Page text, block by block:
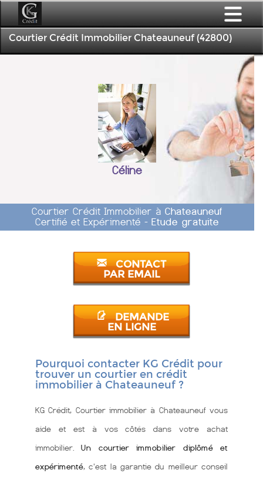
Courtier Crédit Immobilier Chateauneuf (42800)
Céline
Courtier Crédit Immobilier à Chateauneuf
Certifié et Expérimenté - Etude gratuite
CONTACT
PAR EMAIL
DEMANDE
EN LIGNE
Pourquoi contacter KG Crédit pour
trouver un courtier en crédit
immobilier à Chateauneuf ?
KG Crédit, Courtier immobilier à Chateauneuf vous
aide et est à vos côtés dans votre achat
immobilier.Un courtier immobilier diplômé et
expérimenté, c'est la garantie du meilleur conseil